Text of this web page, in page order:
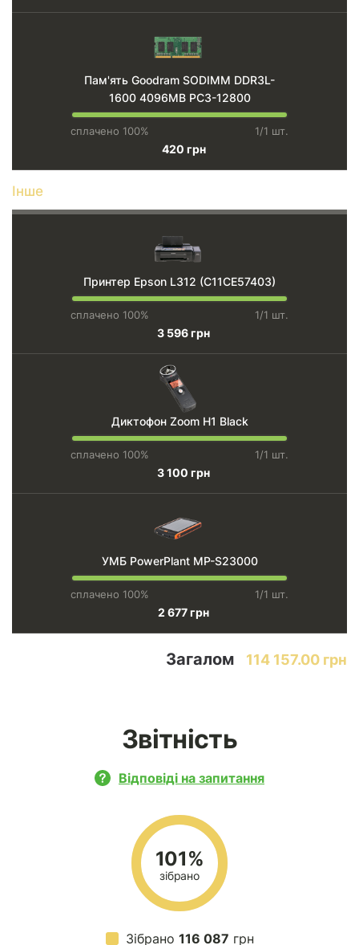
Пам'ять Goodram SODIMM DDR3L-
1600 4096MB PC3-12800
сплачено 100% 1/1 шт.
420 грн
Інше
Принтер Epson L312 (C11CE57403)
сплачено 100% 1/1 шт.
3 596 грн
Диктофон Zoom H1 Black
сплачено 100% 1/1 шт.
3 100 грн
УМБ PowerPlant MP-S23000
сплачено 100% 1/1 шт.
2 677 грн
Загалом 114 157.00 грн
Звітність
Відповіді на запитання
101%
зібрано
Зібрано 116 087 грн